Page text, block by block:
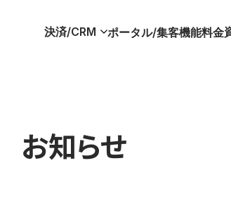
決済/CRM ポータル/集客機能料金
お知らせ